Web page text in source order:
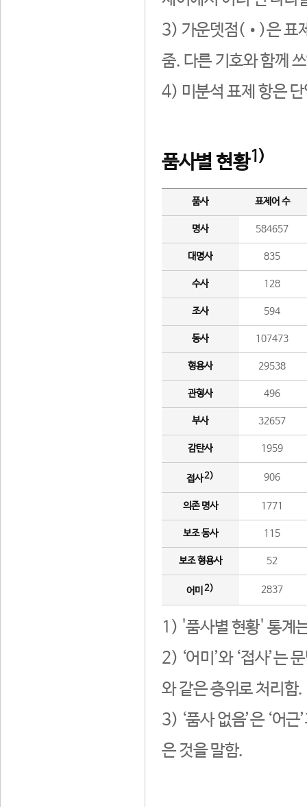
3) 가운뎃점(•)은 표
줌. 다른 기호와 함께
4) 미분석 표제 항은
품사별 현황1)
품사 표제어 수
명사 584657
대명사 835
수사 128
조사 594
동사 107473
형용사 29538
관형사 496
부사 32657
감탄사 1959
접사2) 906
의존 명사 1771
보조 동사 115
보조 형용사 52
어미 2) 2837
1) '품사별 현황' 통계
2) ‘어미’와 ‘접사’는
와 같은 층위로 처리함.
3) ‘품사 없음’은 ‘어
은 것을 말함.